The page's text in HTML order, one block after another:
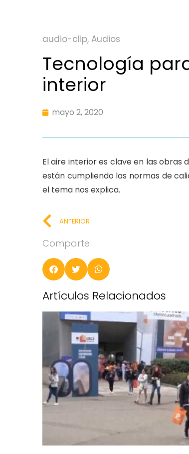
audio-clip, Audios
Tecnología
interior
mayo 2, 2020
El aire interior es clave en las obras
están cumpliendo las normas de
el tema nos explica.
ANTERIOR
Comparte
Artículos Relacionados